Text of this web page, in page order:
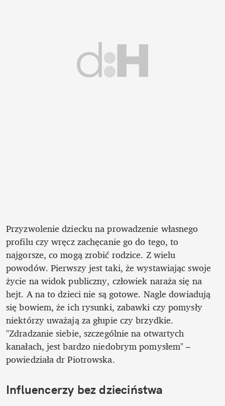
Przyzwolenie dziecku na prowadzenie własnego
profilu czy wręcz zachęcanie go do tego, to
najgorsze, co mogą zrobić rodzice. Z wielu
powodów. Pierwszy jest taki, że wystawiając swoje
życie na widok publiczny, człowiek naraża się na
hejt. A na to dzieci nie są gotowe. Nagle dowiadują
się bowiem, że ich rysunki, zabawki czy pomysły
niektórzy uważają za głupie czy brzydkie.
"Zdradzanie siebie, szczególnie na otwartych
kanałach, jest bardzo niedobrym pomysłem" –
powiedziała dr Piotrowska.
Influencerzy bez dzieciństwa